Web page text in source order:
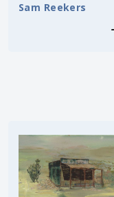
Sam Reekers